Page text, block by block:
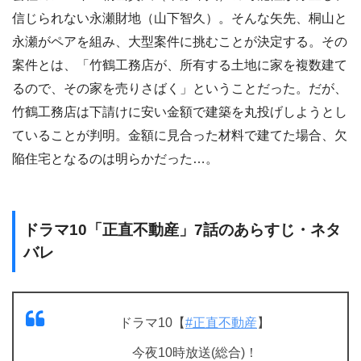
信じられない永瀬財地（山下智久）。そんな矢先、桐山と
永瀬がペアを組み、大型案件に挑むことが決定する。その
案件とは、「竹鶴工務店が、所有する土地に家を複数建て
るので、その家を売りさばく」ということだった。だが、
竹鶴工務店は下請けに安い金額で建築を丸投げしようとし
ていることが判明。金額に見合った材料で建てた場合、欠
陥住宅となるのは明らかだった…。
ドラマ10「正直不動産」7話のあらすじ・ネタ
バレ
ドラマ10【#正直不動産 】
今夜10時放送(総合)！